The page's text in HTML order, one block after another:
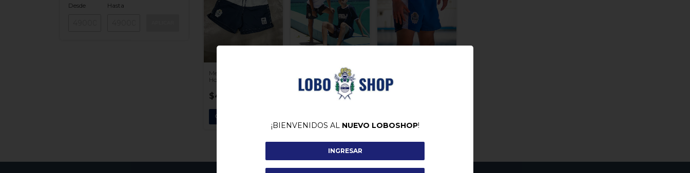
Desde Hasta
Mens Sana Malla Azul
Hombre
$49.000,00
COMPRAR
Mens Sana Malla
Hombre
$49.000,00
$49.000,00
¡BIENVENIDOS AL NUEVO LOBOSHOP!
INGRESAR